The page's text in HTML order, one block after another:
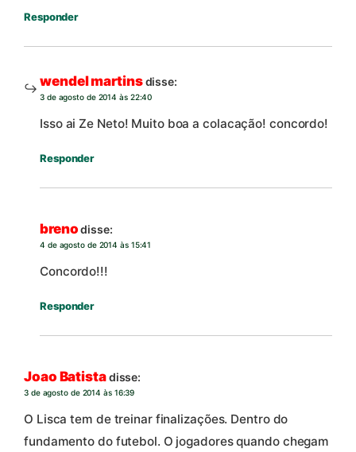
Responder
wendel martinsdisse:
3 de agosto de 2014 às 22:40
Isso ai Ze Neto! Muito boa a colacação! concordo!
Responder
breno disse:
4 de agosto de 2014 às 15:41
Concordo!!!
Responder
Joao Batistadisse:
3 de agosto de 2014 às 16:39
O Lisca tem de treinar finalizações. Dentro do
fundamento do futebol. O jogadores quando chegam